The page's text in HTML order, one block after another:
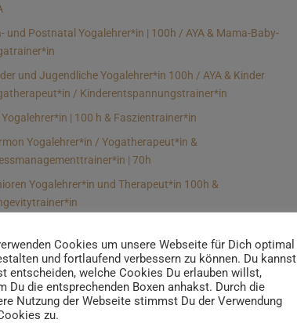
und Postnatal Yogalehrer*in | 100h / AYA & Mama-Baby-
und Jugendliche Yogalehrer*in 100h / AYA & Kinder
/ Kinderentspannungstrainer*in
Yogalehrer*in | 100 h & Faszientrainer*in
Yogalehrer*in / Yogatherapeut*in &
| 70h
Yogalehrer*in und Therapeut*in 100h &
| 50h & Achtsamkeitstrainer*in
Alignmenttrainer*in | 40h
Hilfsmitteltrainer*in Ausbildung | 10 h
Cookies um unsere Webseite für Dich optimal
und fortlaufend verbessern zu können. Du kannst
entscheiden, welche Cookies Du erlauben willst,
Du die entsprechenden Boxen anhakst. Durch die
Nutzung der Webseite stimmst Du der Verwendung
zu.